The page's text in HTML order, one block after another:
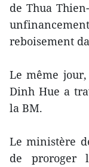
de Thua
reboisement
Le même
Dinh Hue a
la BM.
Le ministère
de proroger